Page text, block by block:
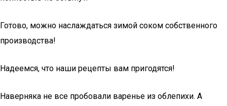
Готово, можно наслаждаться зимой соком собственного
производства!
Надеемся, что наши рецепты вам пригодятся!
Наверняка не все пробовали варенье из облепихи. А